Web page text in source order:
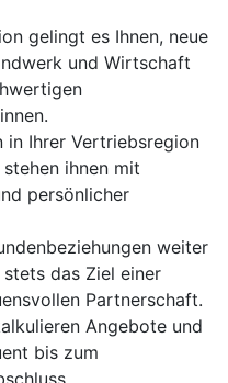
gelingt es Ihnen, neue
und Wirtschaft
in Ihrer Vertriebsregion
ihnen mit
persönlicher
weiter
das Ziel einer
Partnerschaft.
Angebote und
bis zum